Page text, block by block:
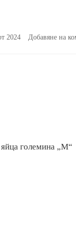
2024 Добавяне на
големина „М“